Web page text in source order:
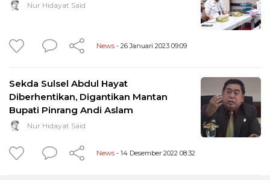
Nur Hidayat Said
News - 26 Januari 2023 09:09
Sekda Sulsel Abdul Hayat
Diberhentikan, Digantikan Mantan
Bupati Pinrang Andi Aslam
Nur Hidayat Said
News - 14 Desember 2022 08:32